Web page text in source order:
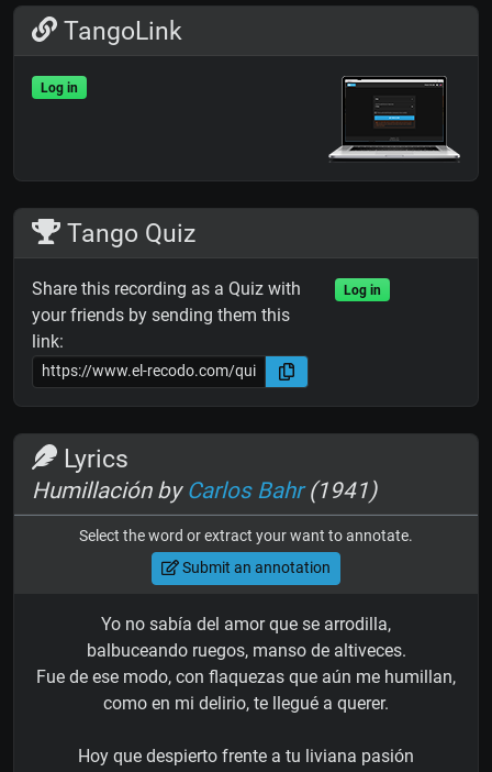
TangoLink
Log in
Tango Quiz
Share this recording as a Quiz with
your friends by sending them this
link:
Log in
Lyrics
Humillación by Carlos Bahr(1941)
Select the word or extract your want to annotate.
Submit an annotation
Yo no sabía del amor que se arrodilla,
balbuceando ruegos, manso de altiveces.
Fue de ese modo, con flaquezas que aún me humillan,
como en mi delirio, te llegué a querer.
Hoy que despierto frente a tu liviana pasión